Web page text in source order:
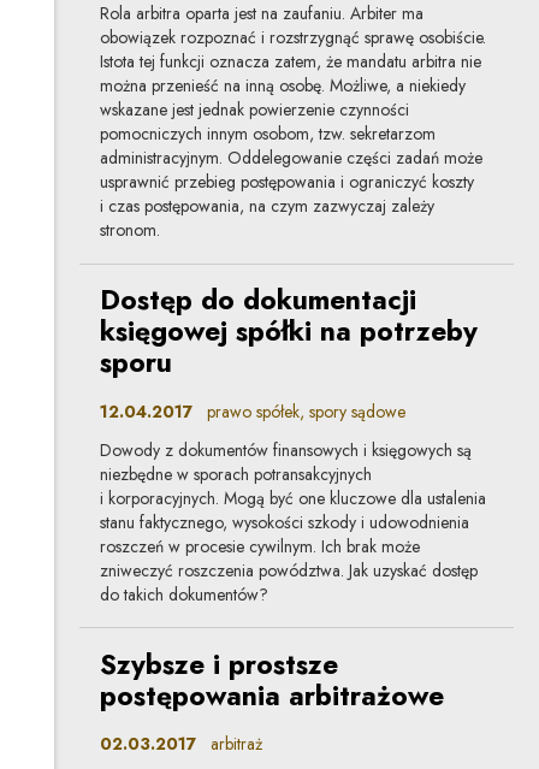
Rola arbitra oparta jest na zaufaniu. Arbiter ma
obowiązek rozpoznać i rozstrzygnąć sprawę osobiście.
Istota tej funkcji oznacza zatem, że mandatu arbitra nie
można przenieść na inną osobę. Możliwe, a niekiedy
wskazane jest jednak powierzenie czynności
pomocniczych innym osobom, tzw. sekretarzom
administracyjnym. Oddelegowanie części zadań może
usprawnić przebieg postępowania i ograniczyć koszty
i czas postępowania, na czym zazwyczaj zależy
stronom.
Dostęp do dokumentacji
księgowej spółki na potrzeby
sporu
12.04.2017 prawo spółek, spory sądowe
Dowody z dokumentów finansowych i księgowych są
niezbędne w sporach potransakcyjnych
i korporacyjnych. Mogą być one kluczowe dla ustalenia
stanu faktycznego, wysokości szkody i udowodnienia
roszczeń w procesie cywilnym. Ich brak może
zniweczyć roszczenia powództwa. Jak uzyskać dostęp
do takich dokumentów?
Szybsze i prostsze
postępowania arbitrażowe
02.03.2017 arbitraż